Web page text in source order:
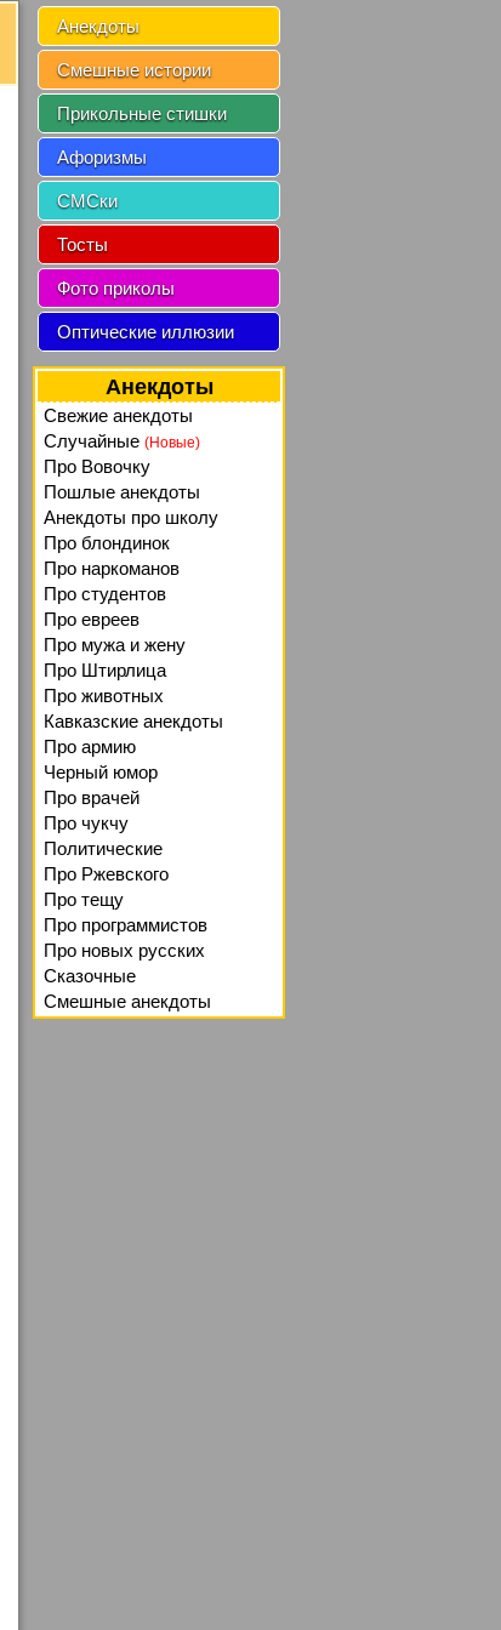
Анекдоты
Смешные истории
Прикольные стишки
Афоризмы
СМСки
Тосты
Фото приколы
Оптические иллюзии
Анекдоты
Свежие анекдоты
Случайные (Новые)
Про Вовочку
Пошлые анекдоты
Анекдоты про школу
Про блондинок
Про наркоманов
Про студентов
Про евреев
Про мужа и жену
Про Штирлица
Про животных
Кавказские анекдоты
Про армию
Черный юмор
Про врачей
Про чукчу
Политические
Про Ржевского
Про тещу
Про программистов
Про новых русских
Сказочные
Смешные анекдоты